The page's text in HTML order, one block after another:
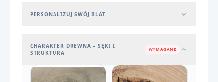
PERSONALIZUJ SWÓJ BLAT
CHARAKTER DREWNA – SĘKI I
STRUKTURA
WYMAGANE